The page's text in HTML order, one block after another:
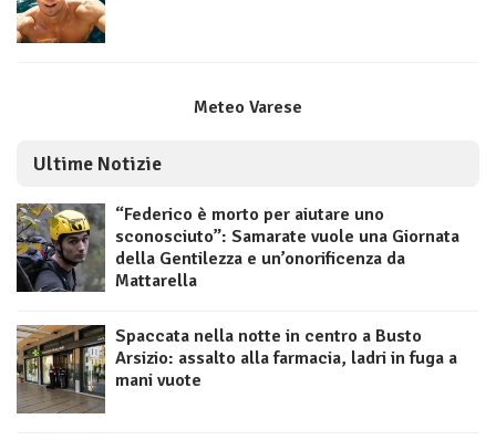
Meteo Varese
Ultime Notizie
“Federico è morto per aiutare uno
sconosciuto”: Samarate vuole una Giornata
della Gentilezza e un’onorificenza da
Mattarella
Spaccata nella notte in centro a Busto
Arsizio: assalto alla farmacia, ladri in fuga a
mani vuote